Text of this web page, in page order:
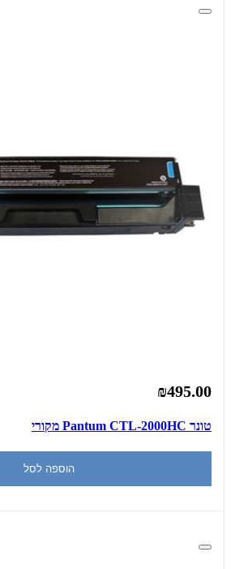
₪495.00
‏טונר Pantum CTL-2000HC מקורי
הוספה לסל